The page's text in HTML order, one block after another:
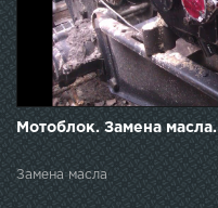
Мотоблок. Замена масла.
Замена масла